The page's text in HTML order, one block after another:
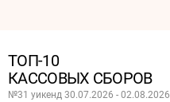
ТОП-10
КАССОВЫХ СБОРОВ
№31 уикенд 30.07.2026 - 02.08.2026